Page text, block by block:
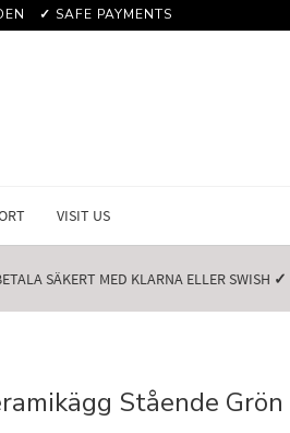
✓ SAFE PAYMENTS
VISIT US
SÄKERT MED KLARNA ELLER SWISH️ ✓
Stående Grön